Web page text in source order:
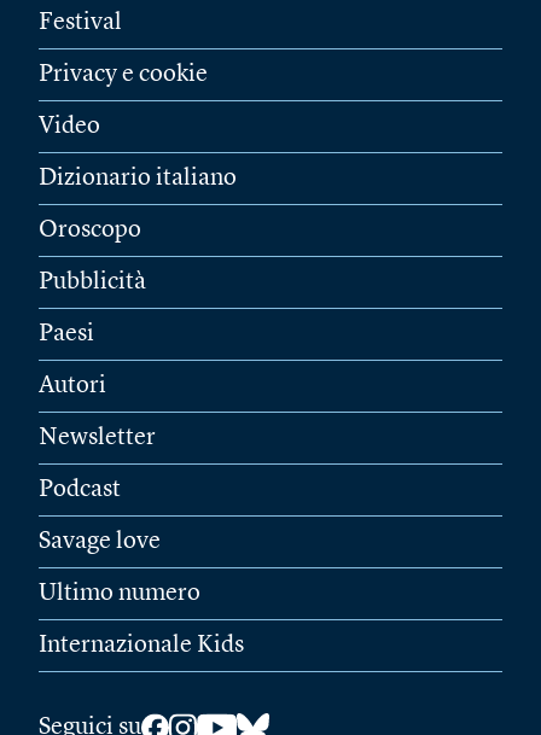
Festival
Privacy e cookie
Video
Dizionario italiano
Oroscopo
Pubblicità
Paesi
Autori
Newsletter
Podcast
Savage love
Ultimo numero
Internazionale Kids
Seguici su